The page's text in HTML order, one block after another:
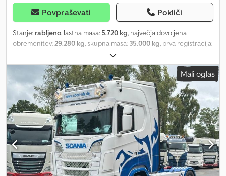
for demanding transport tasks!
Povpraševati Pokliči
Stanje: rabljeno, lastna masa: 5.720 kg, največja dovoljena
obremenitev:29.280 kg, skupna masa: 35.000 kg, prva registracija:
, naslednji pregled (TÜV):09/2025
prostora:24 m³, vzmetenje:zrak, velikost pnevmatike:
385/65R22.5, barva:srebrn, vrsta prenosa:drugo, velikost
sprednje pnevmatike:385/65R22.5, velikost zadnje pnevmatike:
385/65R22.5, voznikova kabina:drugo , emisijski razred:noben
Oprema:ABS, zavorni sistem na stisnjen zrak, Registration
service, general inspection/emissions test/accident prevention
inspection, transfer to port Languages spoken: German, Russian,
English, Arabic Base color: silver Equipment highlights: ABS, air
brakes, EBS, air suspension, price on request (Mobile), disc brakes,
suspension: air-lift, payload (kg): 29,280 Dcsdpeww D E Eefx Apcsk
Body type: Kempf 24 cbm, excellent condition, ready for operation,
Mali oglas